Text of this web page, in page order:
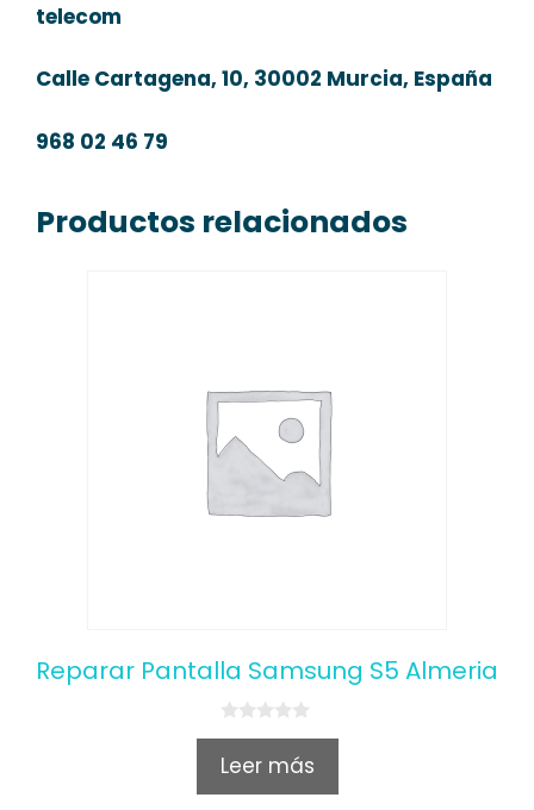
telecom
Calle Cartagena, 10, 30002 Murcia, España
968 02 46 79
Productos relacionados
Reparar Pantalla Samsung S5 Almeria
0
u
Leer más